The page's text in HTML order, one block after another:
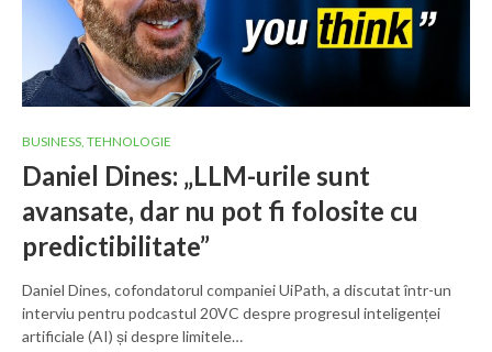
BUSINESS, TEHNOLOGIE
Daniel Dines: „LLM-urile sunt
avansate, dar nu pot fi folosite cu
predictibilitate”
Daniel Dines, cofondatorul companiei UiPath, a discutat într-un
interviu pentru podcastul 20VC despre progresul inteligenței
artificiale (AI) și despre limitele…